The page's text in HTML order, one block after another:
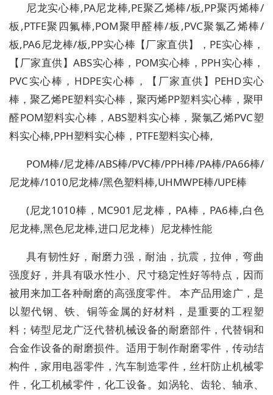
尼龙实心棒,PA尼龙棒,PE聚乙烯棒/板,PP聚丙烯棒/
板,PTFE聚四氟棒,POM聚甲醛棒/板,PVC聚氯乙烯棒/
板,PA6尼龙棒/板,PP实心棒【厂家直供】，PE实心棒，
【厂家直供】ABS实心棒，POM实心棒，PPH实心棒，
PVC实心棒，HDPE实心棒，【厂家直供】PEHD实心
棒，聚乙烯PE塑料实心棒，聚丙烯PP塑料实心棒，聚甲
醛POM塑料实心棒，ABS塑料实心棒，聚氯乙烯PVC塑
料实心棒,PPH塑料实心棒，PTFE塑料实心棒,
POM棒/尼龙棒/ABS棒/PVC棒/PPH棒/PA棒/PA66棒/
尼龙棒/1010尼龙棒/黑色塑料棒,UHMWPE棒/UPE棒
(尼龙1010棒，MC901尼龙棒，PA棒，PA6棒,白色
尼龙棒,黑色尼龙棒,进口尼龙棒）尼龙棒性能
具有韧性好，耐磨力强，耐油，抗震，拉伸，弯曲
强度好，并具有吸水性小、尺寸稳定性好等特点，因而
被用来加工各种耐磨的高强度零件。 本产品用途广，是
以塑代钢、铁、铜等金属的好材料，是重要的工程塑
料；铸型尼龙广泛代替机械设备的耐磨部件，代替铜和
合金作设备的耐磨损件。适用于制作耐磨零件，传动结
构件，家用电器零件，汽车制造零件，丝杆防止机械零
件，化工机械零件，化工设备。如涡轮、齿轮、轴承、